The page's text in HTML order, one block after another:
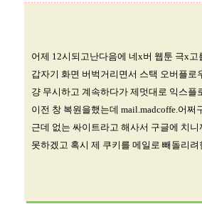
어제 12시되고난다음에 네x버 웹툰 극x고
갑자기 화면 버벅거리면서 스택 오버플로
걍 무시하고 계속하다가 제멋대로 익스플
이전 창 복원을했는데 mail.madcoffe.어쩌
근데 없는 싸이트라고 해사서 구글에 치
못하겠고 혹시 제 쿠키를 메일로 빼돌리려